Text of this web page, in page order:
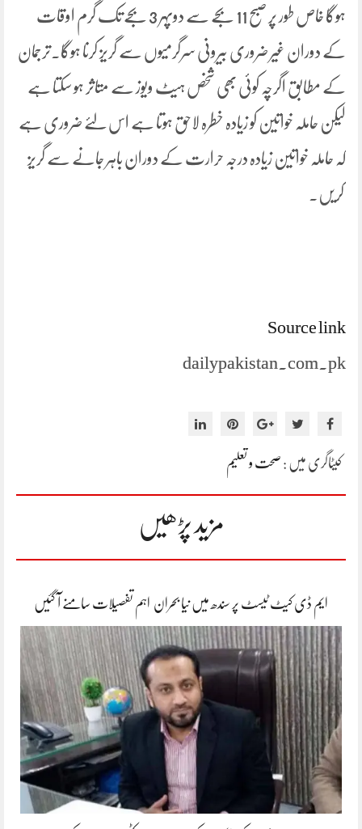
ہوگا خاص طور پر صبح 11 بجے سے دوپہر 3 بجے تک گرم اوقات
کے دوران غیر ضروری بیرونی سرگرمیوں سے گریز کرنا ہوگا۔ترجمان
کے مطابق اگرچہ کوئی بھی شخص ہیٹ ویوز سے متاثر ہو سکتا ہے
لیکن حاملہ خواتین کو زیادہ خطرہ لاحق ہوتا ہے اس لئے ضروری ہے
کہ حاملہ خواتین زیادہ درجہ حرارت کے دوران باہر جانے سے گریز
کریں۔
Source link
dailypakistan.com.pk
کیٹاگری میں : صحت و تعلیم
مزید پڑھیں
ایم ڈی کیٹ ٹیسٹ پر سندھ میں نیا بحران اہم تفصیلات سامنے آ گئیں